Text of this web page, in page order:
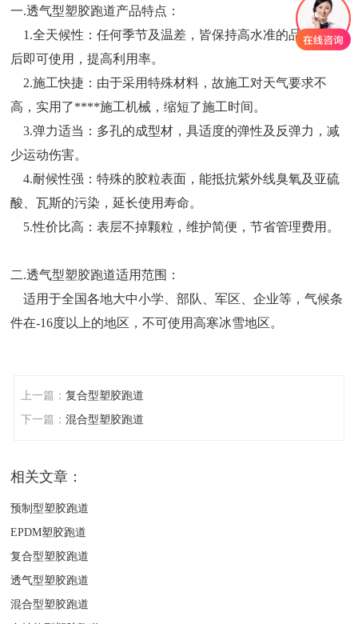
一.透气型塑胶跑道产品特点：
1.全天候性：任何季节及温差，皆保持高水准的品质，雨
后即可使用，提高利用率。
2.施工快捷：由于采用特殊材料，故施工对天气要求不
高，实用了****施工机械，缩短了施工时间。
3.弹力适当：多孔的成型材，具适度的弹性及反弹力，减
少运动伤害。
4.耐候性强：特殊的胶粒表面，能抵抗紫外线臭氧及亚硫
酸、瓦斯的污染，延长使用寿命。
5.性价比高：表层不掉颗粒，维护简便，节省管理费用。
二.透气型塑胶跑道适用范围：
适用于全国各地大中小学、部队、军区、企业等，气候条
件在-16度以上的地区，不可使用高寒冰雪地区。
上一篇：复合型塑胶跑道
下一篇：混合型塑胶跑道
相关文章：
预制型塑胶跑道
EPDM塑胶跑道
复合型塑胶跑道
透气型塑胶跑道
混合型塑胶跑道